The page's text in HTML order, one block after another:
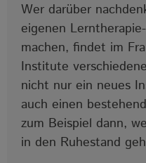
Wer darüber
eigenen
machen, findet im
Institute
nicht nur ein neues
auch einen
zum Beispiel dann,
in den Ruhestand